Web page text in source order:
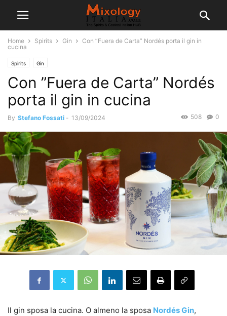
Home Spirits Gin
Con ”Fuera de Carta” Nordés porta il gin in
cucina
Spirits Gin
Con ”Fuera de Carta” Nordés
porta il gin in cucina
By Stefano Fossati - 13/09/2024 0
508
Il gin sposa la cucina. O almeno la sposa Nordés Gin,